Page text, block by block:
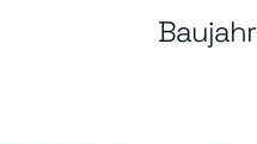
Baujahr